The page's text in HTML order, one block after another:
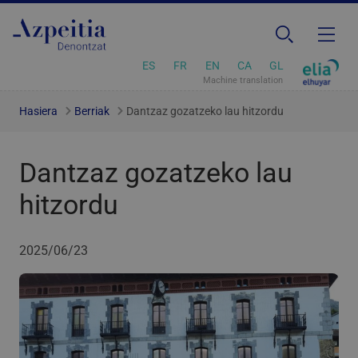
ES FR EN CA GL
Machine translation
Hasiera Berriak Dantzaz gozatzeko lau hitzordu
Dantzaz gozatzeko lau
hitzordu
2025/06/23